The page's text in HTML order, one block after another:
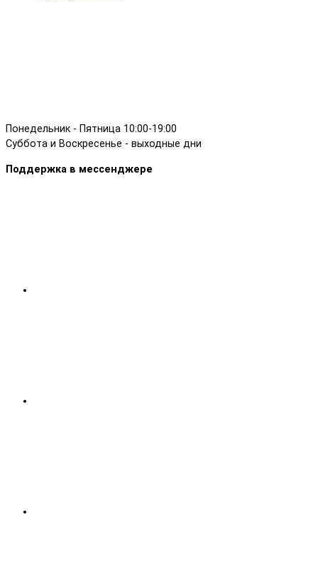
Понедельник - Пятница 10:00-19:00
Суббота и Воскресенье - выходные дни
Поддержка в мессенджере